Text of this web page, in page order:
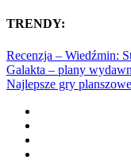
TRENDY:
Recenzja – Wiedźmin:
Galakta – plany
Najlepsze gry